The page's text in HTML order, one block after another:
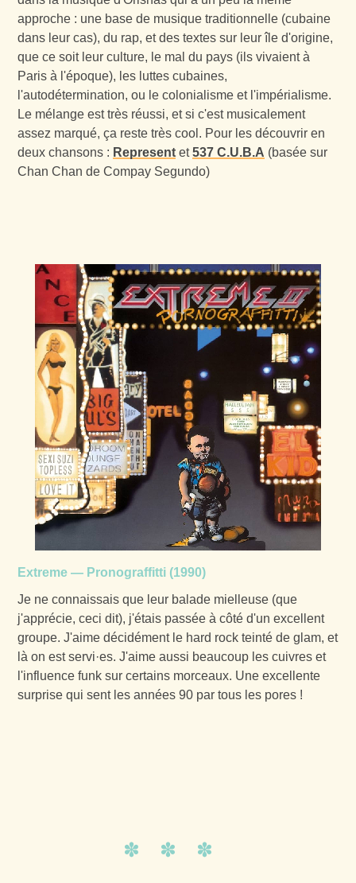
approche : une base de musique traditionnelle (cubaine
dans leur cas), du rap, et des textes sur leur île d'origine,
que ce soit leur culture, le mal du pays (ils vivaient à
Paris à l'époque), les luttes cubaines,
l'autodétermination, ou le colonialisme et l'impérialisme.
Le mélange est très réussi, et si c'est musicalement
assez marqué, ça reste très cool. Pour les découvrir en
deux chansons : Represent et537 C.U.B.A (basée sur
Chan Chan de Compay Segundo)
Extreme — Pronograffitti (1990)
Je ne connaissais que leur balade mielleuse (que
j'apprécie, ceci dit), j'étais passée à côté d'un excellent
groupe. J'aime décidément le hard rock teinté de glam, et
là on est servi·es. J'aime aussi beaucoup les cuivres et
l'influence funk sur certains morceaux. Une excellente
surprise qui sent les années 90 par tous les pores !